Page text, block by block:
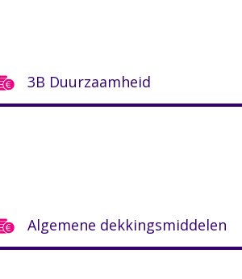
3B Duurzaamheid
Algemene dekkingsmiddelen